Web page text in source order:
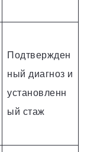
Подтвержден
ный диагноз и
установленн
ый стаж